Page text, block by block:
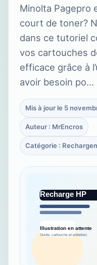
Minolta Pagepro
court de toner?
dans ce tutoriel
vos cartouches
efficace grâce à
avoir besoin po…
Mis à jour le 5
Auteur : MrEncros
Catégorie :